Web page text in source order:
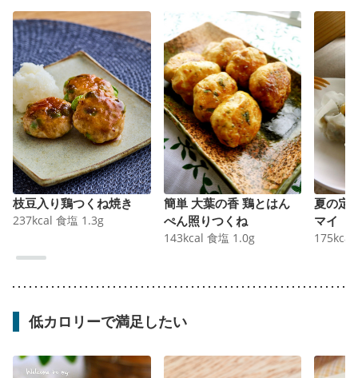
枝豆入り鶏つくね焼き
237kcal 食塩 1.3g
簡単 大葉の香 鶏とはん
ぺん照りつくね
143kcal 食塩 1.0g
夏の定
マイ
175kcal
低カロリーで満足したい